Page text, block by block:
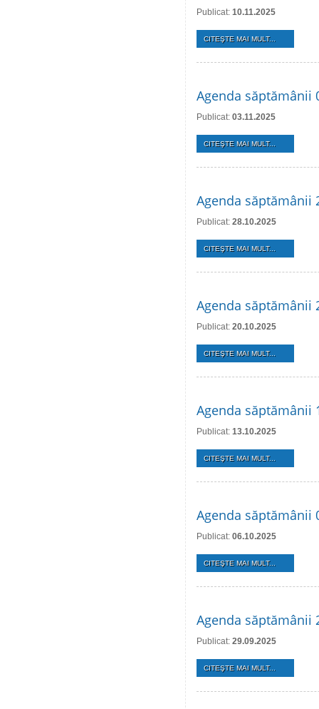
Publicat: 10.11.2025
CITEŞTE MAI MULT...
Agenda săptămânii
Publicat: 03.11.2025
CITEŞTE MAI MULT...
Agenda săptămânii
Publicat: 28.10.2025
CITEŞTE MAI MULT...
Agenda săptămânii
Publicat: 20.10.2025
CITEŞTE MAI MULT...
Agenda săptămânii
Publicat: 13.10.2025
CITEŞTE MAI MULT...
Agenda săptămânii
Publicat: 06.10.2025
CITEŞTE MAI MULT...
Agenda săptămânii
Publicat: 29.09.2025
CITEŞTE MAI MULT...